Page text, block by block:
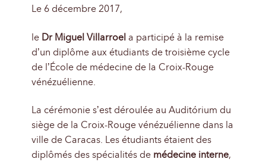
Le 6 décembre 2017,
le Dr Miguel Villarroel a participé à la remise
d’un diplôme aux étudiants de troisième cycle
de l’École de médecine de la Croix-Rouge
vénézuélienne.
La cérémonie s’est déroulée au Auditórium du
siège de la Croix-Rouge vénézuélienne dans la
ville de Caracas. Les étudiants étaient des
diplômés des spécialités de médecine interne,